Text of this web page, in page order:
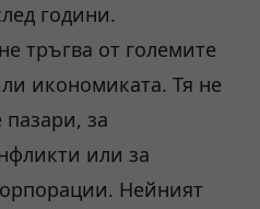
години.
тръгва от големите
икономиката. Тя не
за
или за
Нейният